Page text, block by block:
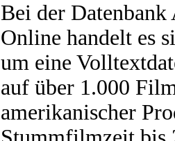
Bei der
Online handelt es
um eine
auf über 1.000
amerikanischer